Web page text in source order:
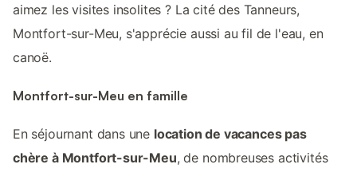
aimez les visites insolites ? La cité des Tanneurs,
Montfort-sur-Meu, s'apprécie aussi au fil de l'eau, en
canoë.
Montfort-sur-Meu en famille
En séjournant dans une location de vacances pas
chère à Montfort-sur-Meu, de nombreuses activités